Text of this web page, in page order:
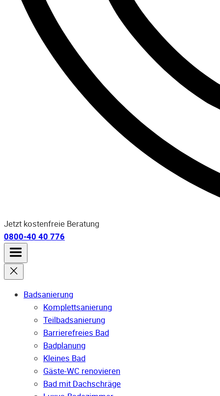
Jetzt kostenfreie Beratung
0800-40 40 776
Badsanierung
Komplettsanierung
Teilbadsanierung
Barrierefreies Bad
Badplanung
Kleines Bad
Gäste-WC renovieren
Bad mit Dachschräge